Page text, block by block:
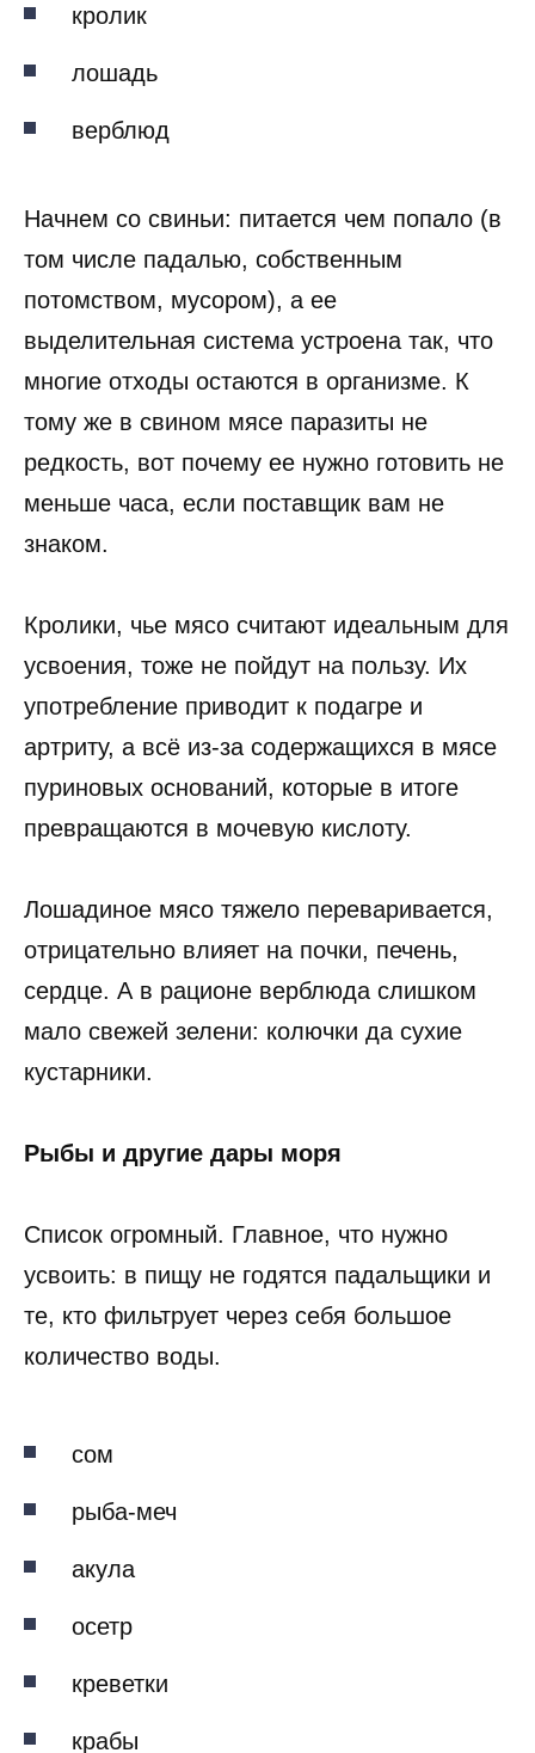
кролик
лошадь
верблюд
Начнем со свиньи: питается чем попало (в
том числе падалью, собственным
потомством, мусором), а ее
выделительная система устроена так, что
многие отходы остаются в организме. К
тому же в свином мясе паразиты не
редкость, вот почему ее нужно готовить не
меньше часа, если поставщик вам не
знаком.
Кролики, чье мясо считают идеальным для
усвоения, тоже не пойдут на пользу. Их
употребление приводит к подагре и
артриту, а всё из-за содержащихся в мясе
пуриновых оснований, которые в итоге
превращаются в мочевую кислоту.
Лошадиное мясо тяжело переваривается,
отрицательно влияет на почки, печень,
сердце. А в рационе верблюда слишком
мало свежей зелени: колючки да сухие
кустарники.
Рыбы и другие дары моря
Список огромный. Главное, что нужно
усвоить: в пищу не годятся падальщики и
те, кто фильтрует через себя большое
количество воды.
сом
рыба-меч
акула
осетр
креветки
крабы